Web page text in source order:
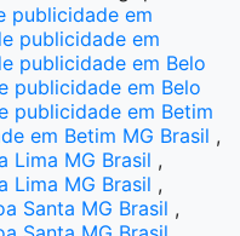
publicidade em
publicidade em
publicidade em Belo
publicidade em Belo
publicidade em Betim
em Betim MG Brasil ,
Lima MG Brasil ,
Lima MG Brasil ,
Santa MG Brasil ,